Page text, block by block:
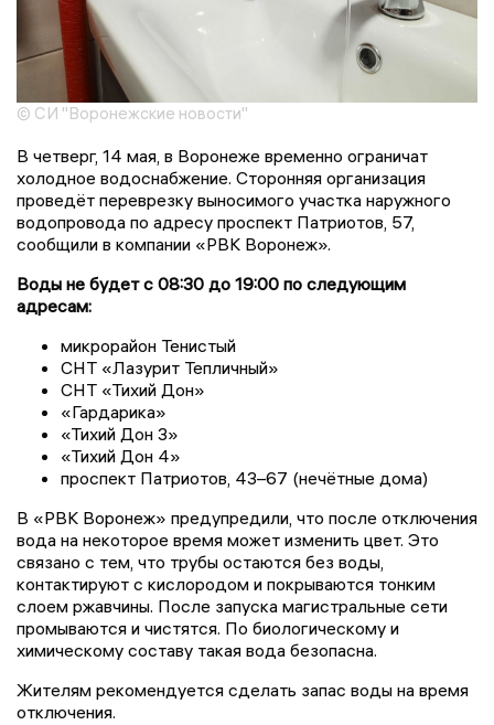
© СИ "Воронежские новости"
В четверг, 14 мая, в Воронеже временно ограничат
холодное водоснабжение. Сторонняя организация
проведёт переврезку выносимого участка наружного
водопровода по адресу проспект Патриотов, 57,
сообщили в компании «РВК Воронеж».
Воды не будет с 08:30 до 19:00 по следующим
адресам:
микрорайон Тенистый
СНТ «Лазурит Тепличный»
СНТ «Тихий Дон»
«Гардарика»
«Тихий Дон 3»
«Тихий Дон 4»
проспект Патриотов, 43–67 (нечётные дома)
В «РВК Воронеж» предупредили, что после отключения
вода на некоторое время может изменить цвет. Это
связано с тем, что трубы остаются без воды,
контактируют с кислородом и покрываются тонким
слоем ржавчины. После запуска магистральные сети
промываются и чистятся. По биологическому и
химическому составу такая вода безопасна.
Жителям рекомендуется сделать запас воды на время
отключения.